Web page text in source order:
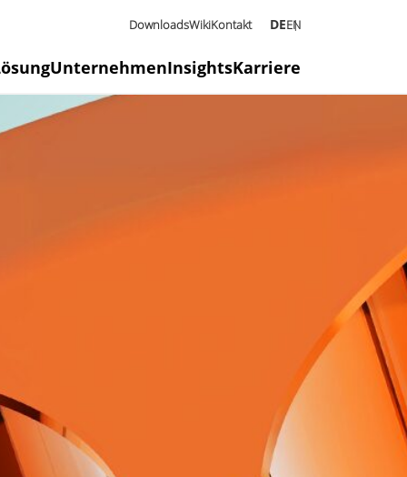
DownloadsWikiKontakt DEEN
UnternehmenInsightsKarriere